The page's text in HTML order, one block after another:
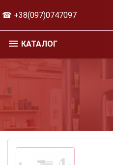
☎ +38(097)0747097
КАТАЛОГ